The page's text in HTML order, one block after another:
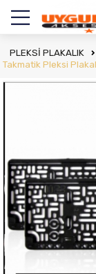
PLEKSİ PLAKALIK
Takmatik Pleksi